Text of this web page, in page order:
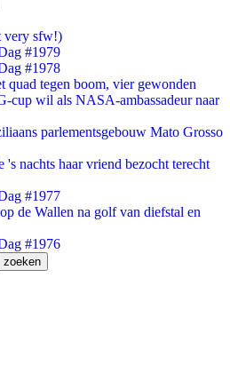
very sfw!)
#1979
#1978
quad tegen boom, vier gewonden
cup wil als NASA-ambassadeur naar
parlementsgebouw Mato Grosso
's nachts haar vriend bezocht terecht
#1977
de Wallen na golf van diefstal en
#1976